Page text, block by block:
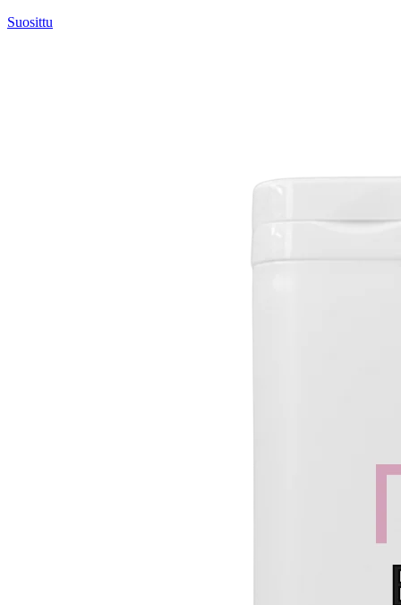
Suosittu